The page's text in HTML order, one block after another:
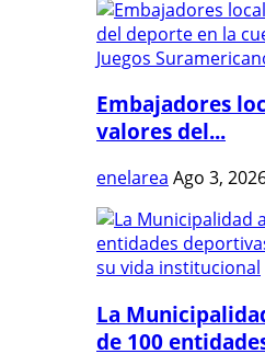
Embajadores
valores del...
enelarea Ago 3,
La
de 100